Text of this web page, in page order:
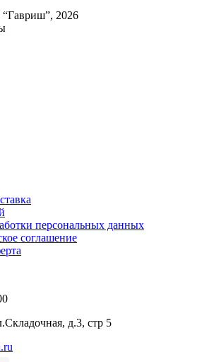
2026
персональных данных
соглашение
д.3, стр 5